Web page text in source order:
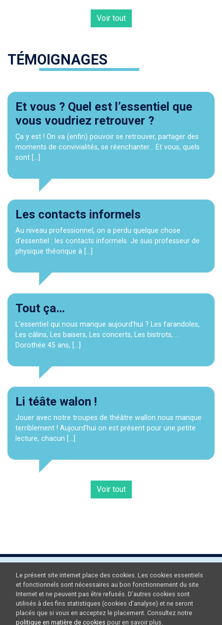
Voir tout
TÉMOIGNAGES
Et vous ? Quel est l’essentiel que
vous voudriez retrouver ?
Ça y est ! On va (enfin) pouvoir se retrouver, partager des
moments de convivialités, se réenchanter… Et vous, quels
sont […]
Les contacts informels
Au niveau professionnel, on a perdu quelque chose
d’essentiel : les contacts informels. Je suis professeur de
physique théorique à […]
Tout ça…
L’essentiel qui nous manque aujourd’hui ? Les farandoles,
Les câlins, Les baisers, Les concerts, Les bistrots, …
Dorothée 45 ans, […]
Li téâte walon !
Jouer avec notre troupes de théâtre wallon nous manque
terriblement ! Aujourd’hui on est présent pour une petite
lecture, chacun […]
Voir tout
Le présent site internet place des cookies. Les cookies essentiels
et fonctionnels sont nécessaires au bon fonctionnement du site
Internet et ne peuvent pas être refusés. D’autres cookies sont
utilisés à des fins statistiques (cookies d’analyse) et ne seront
placés que si vous en acceptez le placement. Consultez notre
politique en matière de cookies pour en savoir plus.